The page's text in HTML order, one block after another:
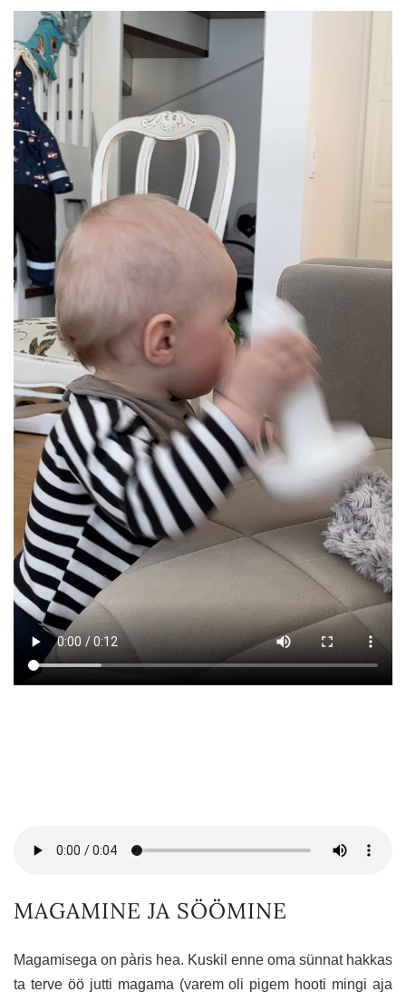
MAGAMINE JA SÖÖMINE
Magamisega on pàris hea. Kuskil enne oma sünnat hakkas
ta terve öö jutti magama (varem oli pigem hooti mingi aja